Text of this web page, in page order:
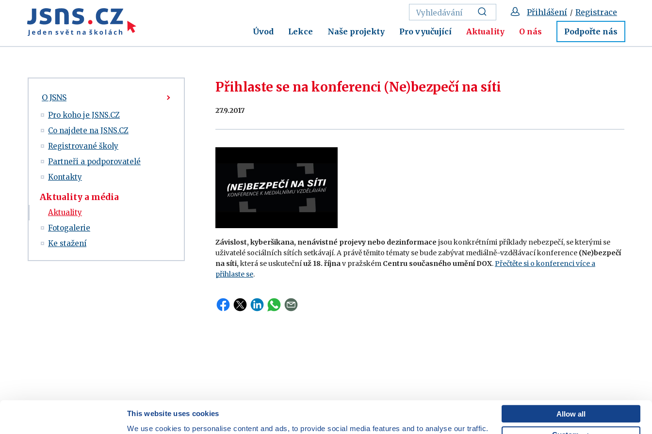
This website uses cookies
We use cookies to personalise content and ads, to provide social media features and to analyse our traffic.
Allow all
Úvod Lekce Naše projekty Pro vyučující Aktuality O nás Podpořte nás
Přihlášení / Registrace
O JSNS
Pro koho je JSNS.CZ
Co najdete na JSNS.CZ
Registrované školy
Partneři a podporovatelé
Kontakty
Aktuality a média
Aktuality
Fotogalerie
Ke stažení
Přihlaste se na konferenci (Ne)bezpečí na síti
27.9.2017
Závislost, kyberšikana, nenávistné projevy nebo dezinformace jsou konkrétními příklady nebezpečí, se kterými se
uživatelé sociálních sítích setkávají. A právě těmito tématy se bude zabývat mediálně-vzdělávací konference (Ne)bezpečí
na síti,která se uskutečníuž 18. říjnav pražském Centru současného umění DOX.Přečtěte si o konferenci více a
přihlaste se.